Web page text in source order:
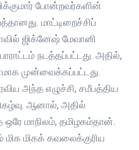
போன்றவர்களின்
மாட்டிறைச்சிப்
ஜிக்னேஷ் மேவானி
நடத்தப்பட்டது. அதில்,
முன்வைக்கப்பட்டது.
அந்த எழுச்சி, சமீபத்திய
ஆனால், அதில்
மாநிலம், தமிழகம்தான்.
மிகக் கவலைக்குரிய